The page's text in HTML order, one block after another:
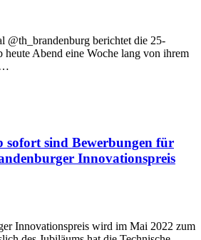
@th_brandenburg berichtet die 25-
heute Abend eine Woche lang von ihrem
sofort sind Bewerbungen für
Innovationspreis
Innovationspreis wird im Mai 2022 zum